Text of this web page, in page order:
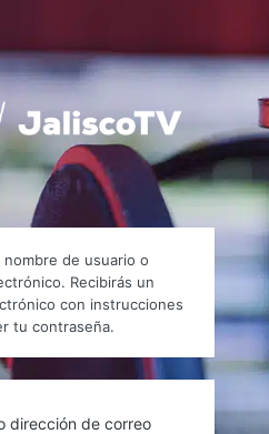
https://
de usuario o
Recibirás un
con instrucciones
tu contraseña.
dirección de correo